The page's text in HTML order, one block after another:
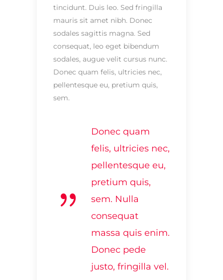
tincidunt. Duis leo. Sed fringilla
mauris sit amet nibh. Donec
sodales sagittis magna. Sed
consequat, leo eget bibendum
sodales, augue velit cursus nunc.
Donec quam felis, ultricies nec,
pellentesque eu, pretium quis,
sem.
Donec quam
felis, ultricies nec,
pellentesque eu,
pretium quis,
sem. Nulla
consequat
massa quis enim.
Donec pede
justo, fringilla vel.